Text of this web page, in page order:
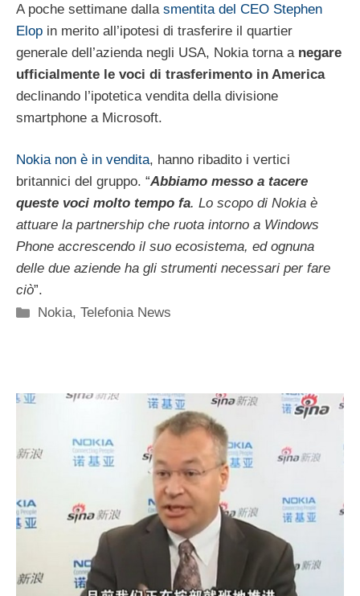
A poche settimane dalla smentita del CEO Stephen
Elop in merito all’ipotesi di trasferire il quartier
generale dell’azienda negli USA, Nokia torna a negare
ufficialmente le voci di trasferimento in America
declinando l’ipotetica vendita della divisione
smartphone a Microsoft.
Nokia non è in vendita, hanno ribadito i vertici
britannici del gruppo. “Abbiamo messo a tacere
queste voci molto tempo fa. Lo scopo di Nokia è
attuare la partnership che ruota intorno a Windows
Phone accrescendo il suo ecosistema, ed ognuna
delle due aziende ha gli strumenti necessari per fare
ciò”.
Categorie
Nokia,Telefonia News